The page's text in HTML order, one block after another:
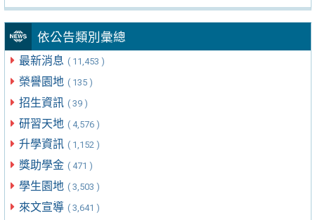
依公告類別彙總
最新消息 ( 11,453 )
榮譽園地 ( 135 )
招生資訊 ( 39 )
研習天地 ( 4,576 )
升學資訊 ( 1,152 )
獎助學金 ( 471 )
學生園地 ( 3,503 )
來文宣導 ( 3,641 )